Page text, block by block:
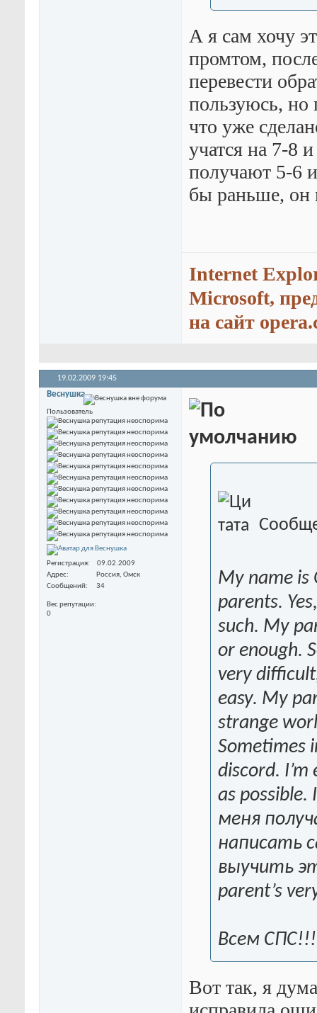
А я сам хочу
промтом,
перевести
пользуюсь, но
что уже
учатся на 7-8
получают 5-6
бы раньше, он
Internet
Microsoft,
на сайт
19.02.2009 19:45
Веснушка
Пользователь
Регистрация
09.02.2009
Адрес
Россия, Омск
Сообщений
34
Вес репутации
0
My name is
parents.
such. My
or enough.
very
easy. My
strange
Sometimes
discord.
as possible.
меня
написать
выучить
parent’s
Всем СПС!!!
Вот так, я